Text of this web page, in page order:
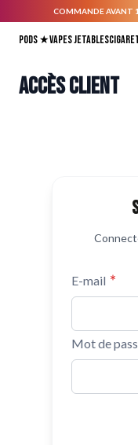
COMMANDE AVANT
Pods ★Vapes jetables
Accès client
E-mail
Mot de